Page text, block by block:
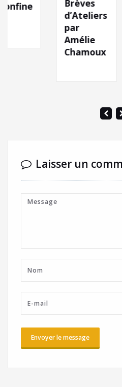
Brèves
Ateliers
Laisser un